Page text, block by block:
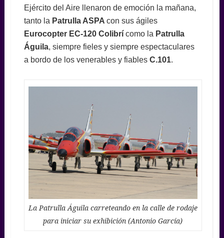
Ejército del Aire llenaron de emoción la mañana,
tanto la Patrulla ASPA con sus ágiles
Eurocopter EC-120 Colibrí como la Patrulla
Águila, siempre fieles y siempre espectaculares
a bordo de los venerables y fiablesC.101.
La Patrulla Águila carreteando en la calle de rodaje
para iniciar su exhibición (Antonio García)